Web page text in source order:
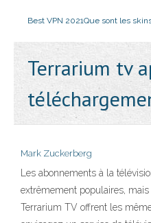
Best VPN 2021Que sont les
Terrarium tv
Mark Zuckerberg
Les abonnements à la
extrêmement populaires,
Terrarium TV offrent les